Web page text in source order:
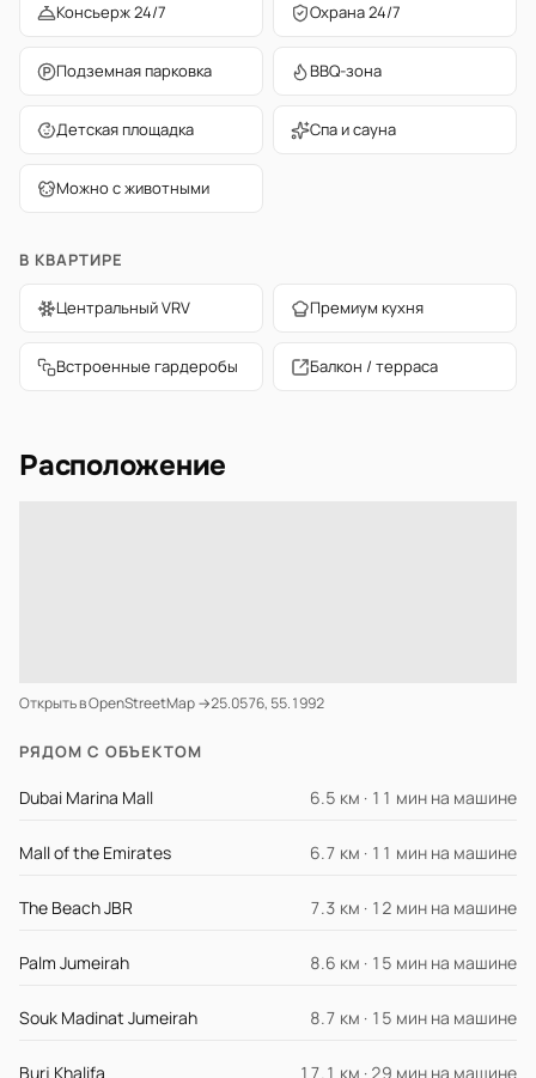
Консьерж 24/7 Охрана 24/7
Подземная парковка BBQ-зона
Детская площадка Спа и сауна
Можно с животными
В КВАРТИРЕ
Центральный VRV Премиум кухня
Встроенные гардеробы Балкон / терраса
Расположение
Открыть в OpenStreetMap →25.0576, 55.1992
РЯДОМ С ОБЪЕКТОМ
Dubai Marina Mall 6.5 км · 11 мин на машине
Mall of the Emirates 6.7 км · 11 мин на машине
The Beach JBR 7.3 км · 12 мин на машине
Palm Jumeirah 8.6 км · 15 мин на машине
Souk Madinat Jumeirah 8.7 км · 15 мин на машине
Burj Khalifa 17.1 км · 29 мин на машине